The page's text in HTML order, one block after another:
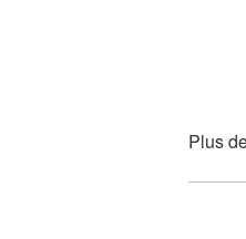
Plus